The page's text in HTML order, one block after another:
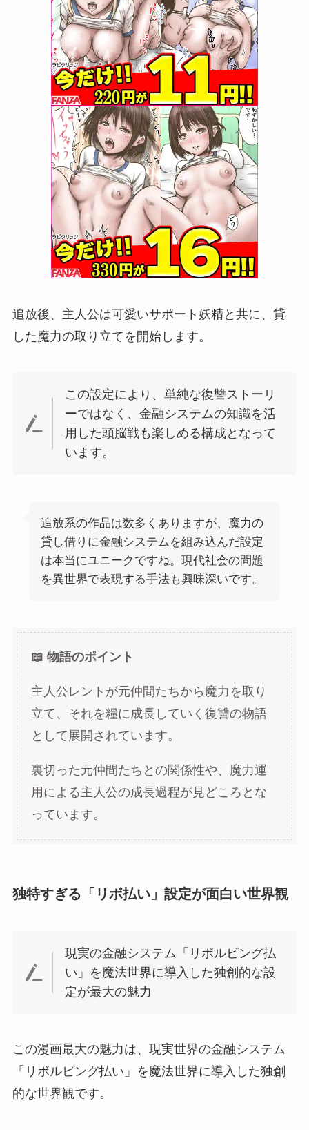
追放後、主人公は可愛いサポート妖精と共に、貸
した魔力の取り立てを開始します。
この設定により、単純な復讐ストーリ
ーではなく、金融システムの知識を活
用した頭脳戦も楽しめる構成となって
います。
追放系の作品は数多くありますが、魔力の
貸し借りに金融システムを組み込んだ設定
は本当にユニークですね。現代社会の問題
を異世界で表現する手法も興味深いです。
📖 物語のポイント
主人公レントが元仲間たちから魔力を取り
立て、それを糧に成長していく復讐の物語
として展開されています。
裏切った元仲間たちとの関係性や、魔力運
用による主人公の成長過程が見どころとな
っています。
独特すぎる「リボ払い」設定が面白い世界観
現実の金融システム「リボルビング払
い」を魔法世界に導入した独創的な設
定が最大の魅力
この漫画最大の魅力は、現実世界の金融システム
「リボルビング払い」を魔法世界に導入した独創
的な世界観です。